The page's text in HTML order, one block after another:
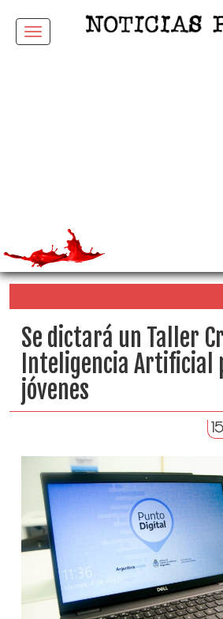
Menu
Se dictará un Taller
Inteligencia Artificial
jóvenes